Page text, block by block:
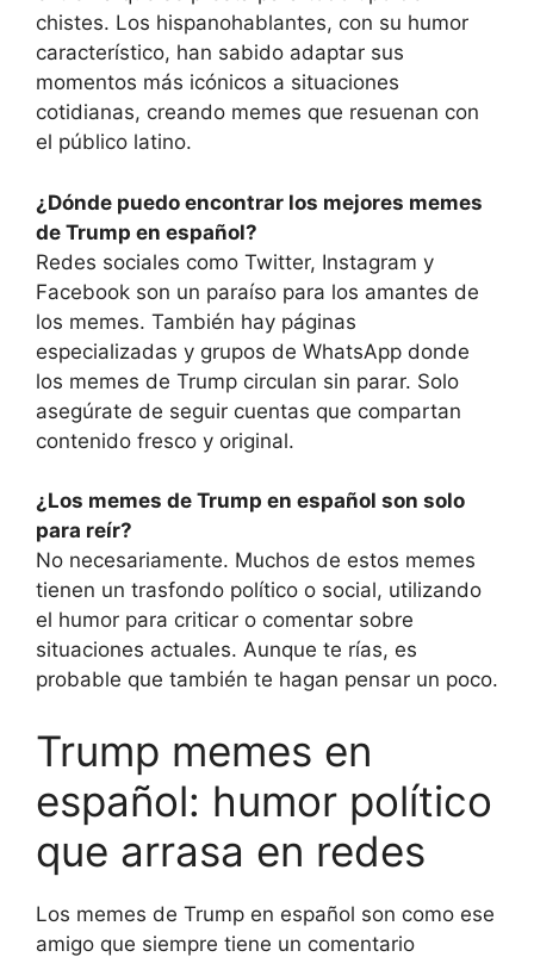
chistes. Los hispanohablantes, con su humor
característico, han sabido adaptar sus
momentos más icónicos a situaciones
cotidianas, creando memes que resuenan con
el público latino.
¿Dónde puedo encontrar los mejores memes
de Trump en español?
Redes sociales como Twitter, Instagram y
Facebook son un paraíso para los amantes de
los memes. También hay páginas
especializadas y grupos de WhatsApp donde
los memes de Trump circulan sin parar. Solo
asegúrate de seguir cuentas que compartan
contenido fresco y original.
¿Los memes de Trump en español son solo
para reír?
No necesariamente. Muchos de estos memes
tienen un trasfondo político o social, utilizando
el humor para criticar o comentar sobre
situaciones actuales. Aunque te rías, es
probable que también te hagan pensar un poco.
Trump memes en
español: humor político
que arrasa en redes
Los memes de Trump en español son como ese
amigo que siempre tiene un comentario